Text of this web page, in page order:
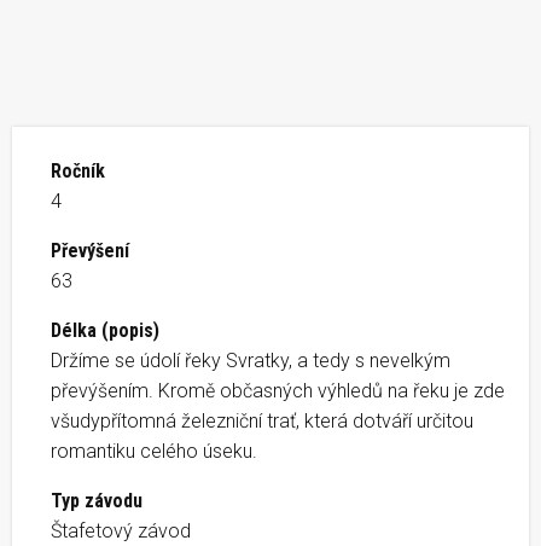
Ročník
4
Převýšení
63
Délka (popis)
Držíme se údolí řeky Svratky, a tedy s nevelkým
převýšením. Kromě občasných výhledů na řeku je zde
všudypřítomná železniční trať, která dotváří určitou
romantiku celého úseku.
Typ závodu
Štafetový závod